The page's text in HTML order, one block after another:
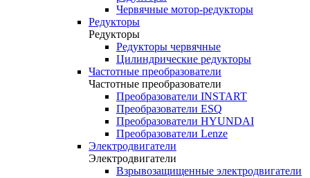
Червячные мотор-редукторы
Редукторы
Редукторы
Редукторы червячные
Цилиндрические редукторы
Частотные преобразователи
Частотные преобразователи
Преобразователи INSTART
Преобразователи ESQ
Преобразователи HYUNDAI
Преобразователи Lenze
Электродвигатели
Электродвигатели
Взрывозащищенные электродвигатели